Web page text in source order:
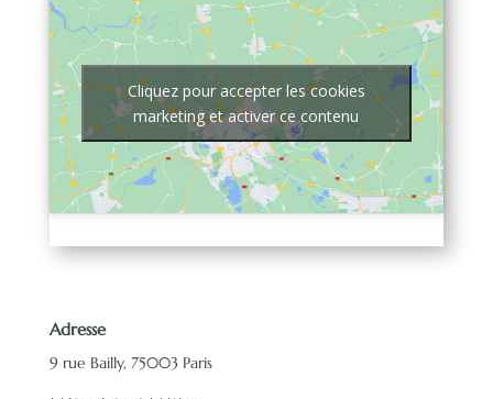
Cliquez pour accepter les cookies
marketing et activer ce contenu
Adresse
9 rue Bailly, 75003 Paris